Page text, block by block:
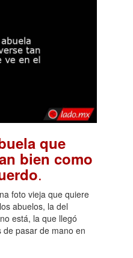
que
bien como
.
foto vieja que quiere
abuelos, la del
está, la que llegó
pasar de mano en